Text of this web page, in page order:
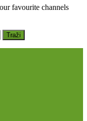
favourite channels